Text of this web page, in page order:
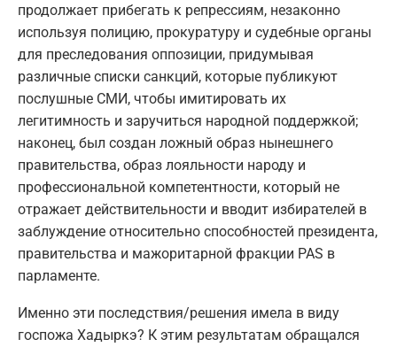
продолжает прибегать к репрессиям, незаконно
используя полицию, прокуратуру и судебные органы
для преследования оппозиции, придумывая
различные списки санкций, которые публикуют
послушные СМИ, чтобы имитировать их
легитимность и заручиться народной поддержкой;
наконец, был создан ложный образ нынешнего
правительства, образ лояльности народу и
профессиональной компетентности, который не
отражает действительности и вводит избирателей в
заблуждение относительно способностей президента,
правительства и мажоритарной фракции PAS в
парламенте.
Именно эти последствия/решения имела в виду
госпожа Хадыркэ? К этим результатам обращался